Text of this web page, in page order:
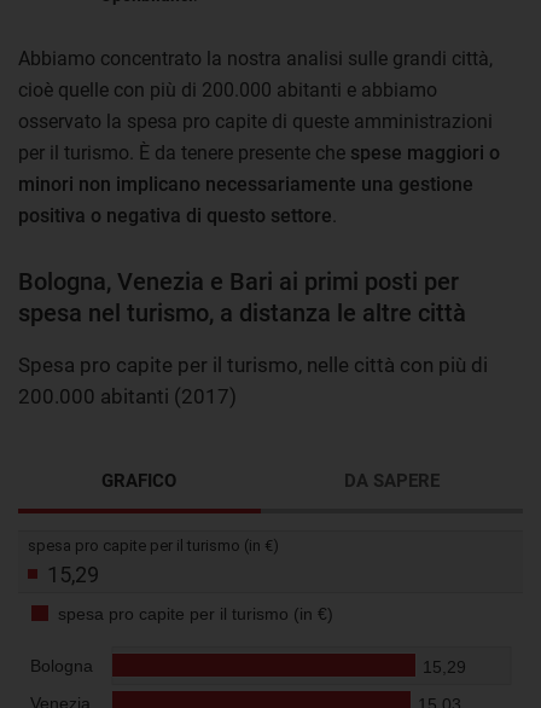
Abbiamo concentrato la nostra analisi sulle grandi città,
cioè quelle con più di 200.000 abitanti e abbiamo
osservato la spesa pro capite di queste amministrazioni
per il turismo. È da tenere presente che spese maggiori o
minori non implicano necessariamente una gestione
positiva o negativa di questo settore
Bologna, Venezia e Bari ai primi posti per
spesa nel turismo, a distanza le altre città
Spesa pro capite per il turismo, nelle città con più di
200.000 abitanti (2017)
GRAFICO DA SAPERE